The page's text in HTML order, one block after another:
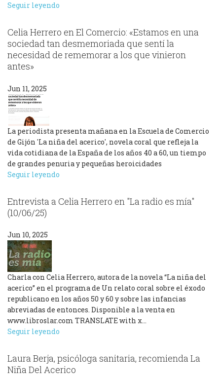
Seguir leyendo
Celia Herrero en El Comercio: «Estamos en una
sociedad tan desmemoriada que sentí la
necesidad de rememorar a los que vinieron
antes»
Jun 11, 2025
La periodista presenta mañana en la Escuela de Comercio
de Gijón 'La niña del acerico', novela coral que refleja la
vida cotidiana de la España de los años 40 a 60, un tiempo
de grandes penuria y pequeñas heroicidades
Seguir leyendo
Entrevista a Celia Herrero en "La radio es mía"
(10/06/25)
Jun 10, 2025
Charla con Celia Herrero, autora de la novela “La niña del
acerico” en el programa de Un relato coral sobre el éxodo
republicano en los años 50 y 60 y sobre las infancias
abreviadas de entonces. Disponible a la venta en
www.libroslar.com TRANSLATE with x…
Seguir leyendo
Laura Berja, psicóloga sanitaria, recomienda La
Niña Del Acerico